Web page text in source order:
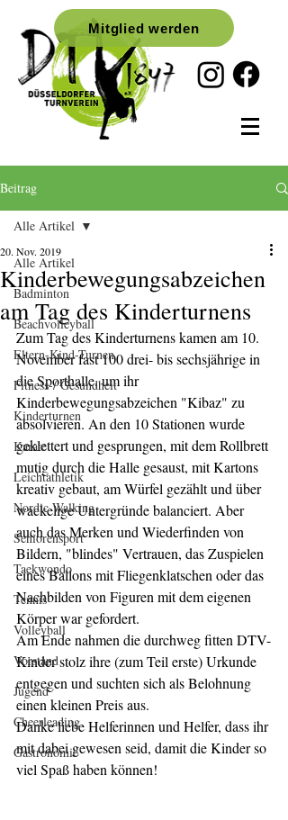
Mitglied werden
Beitrag
Alle Artikel
Badminton
Beachvolleyball
Eltern-Kind-Turnen
Fitness-/ Gesundheit
Kinderturnen
Karate
Leichtathletik
Nordic Walking
Seniorensport
Taekwondo
Tennis
Volleyball
Vorstand
Jugend
Cheerleading
Gastronomie
Alle Artikel
Kinderbewegungsabzeichen
am Tag des Kinderturnens
20. Nov. 2019
Zum Tag des Kinderturnens kamen am 10.
November fast 100 drei- bis sechsjährige in
die Sporthalle, um ihr
Kinderbewegungsabzeichen "Kibaz" zu
absolvieren. An den 10 Stationen wurde
geklettert und gesprungen, mit dem Rollbrett
mutig durch die Halle gesaust, mit Kartons
kreativ gebaut, am Würfel gezählt und über
wackelige Untergründe balanciert. Aber
auch das Merken und Wiederfinden von
Bildern, "blindes" Vertrauen, das Zuspielen
eines Ballons mit Fliegenklatschen oder das
Nachbilden von Figuren mit dem eigenen
Körper war gefordert.
Am Ende nahmen die durchweg fitten DTV-
Kinder stolz ihre (zum Teil erste) Urkunde
entgegen und suchten sich als Belohnung
einen kleinen Preis aus.
Danke liebe Helferinnen und Helfer, dass ihr
mit dabei gewesen seid, damit die Kinder so
viel Spaß haben können!